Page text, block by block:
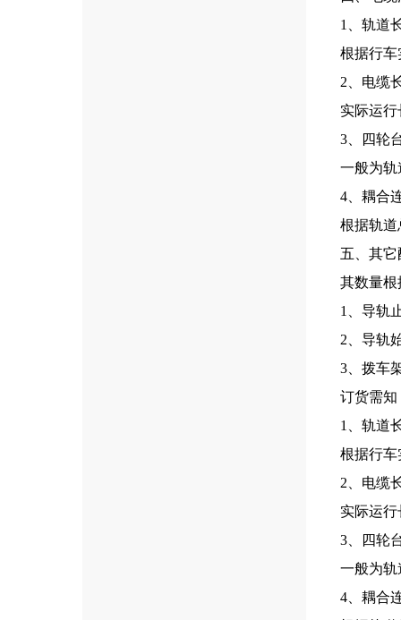
1、轨道
根据行
2、电缆
实际运
3、四轮
一般为
4、耦合
根据轨
五、其
其数量
1、导轨
2、导轨
3、拨车
订货需知
1、轨道
根据行
2、电缆
实际运
3、四轮
一般为
4、耦合